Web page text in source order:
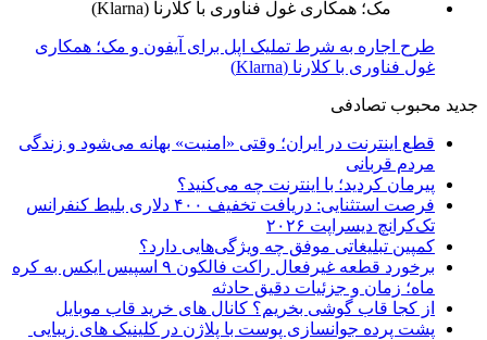
طرح اجاره به شرط تملیک اپل برای آیفون و مک؛ همکاری
غول فناوری با کلارنا (Klarna)
جدید محبوب تصادفی
قطع اینترنت در ایران؛ وقتی «امنیت» بهانه می‌شود و زندگی
مردم قربانی
پیرمان کردید؛ با اینترنت چه می‌کنید؟
فرصت استثنایی: دریافت تخفیف ۴۰۰ دلاری بلیط کنفرانس
تک‌کرانچ دیسراپت ۲۰۲۶
کمپین تبلیغاتی موفق چه ویژگی‌هایی دارد؟
برخورد قطعه غیرفعال راکت فالکون ۹ اسپیس ایکس به کره
ماه؛ زمان و جزئیات دقیق حادثه
از کجا قاب گوشی بخریم؟ کانال های خرید قاب موبایل
پشت پرده جوانسازی پوست با پلاژن در کلینیک های زیبایی